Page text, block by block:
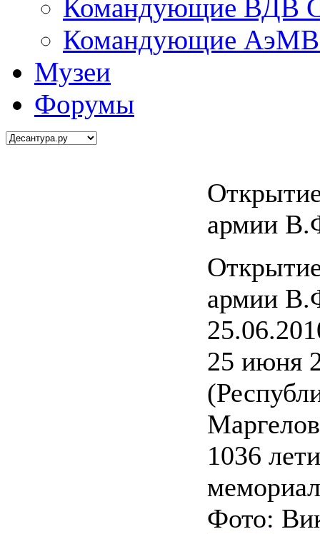
Командующие ВДВ
Командующие АэМВ
Музеи
Форумы
армии
армии
25 июня
1036
Фото: